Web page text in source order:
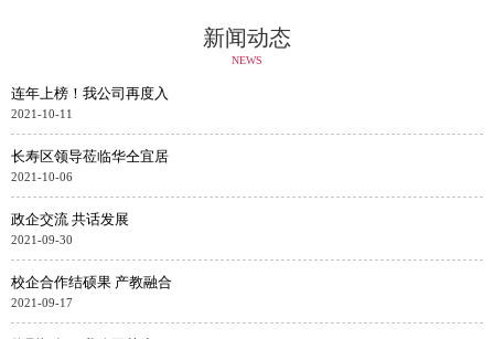
新闻动态
NEWS
连年上榜！我公司再度入
2021-10-11
长寿区领导莅临华仝宜居
2021-10-06
政企交流 共话发展
2021-09-30
校企合作结硕果 产教融合
2021-09-17